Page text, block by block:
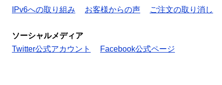
IPv6への取り組み
お客様からの声 ご注文の取り消し
ソーシャルメディア
Twitter公式アカウント
Facebook公式ページ